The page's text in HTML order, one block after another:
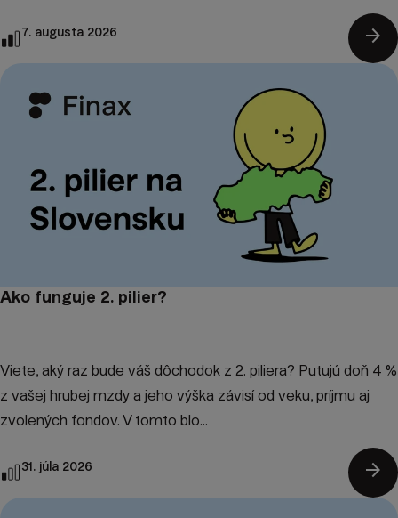
7. augusta 2026 arrow_forward
Ako funguje 2. pilier?
Viete, aký raz bude váš dôchodok z 2. piliera? Putujú doň 4 %
z vašej hrubej mzdy a jeho výška závisí od veku, príjmu aj
zvolených fondov. V tomto blo...
31. júla 2026 arrow_forward